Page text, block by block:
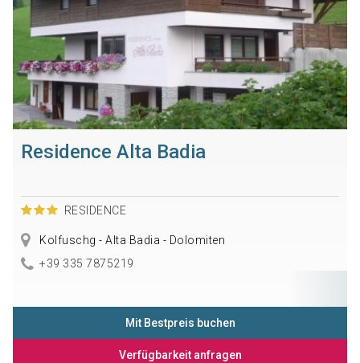
Residence Alta Badia
RESIDENCE
Kolfuschg - Alta Badia - Dolomiten
+39 335 7875219
Mit Bestpreis buchen
Verfügbarkeit anfragen